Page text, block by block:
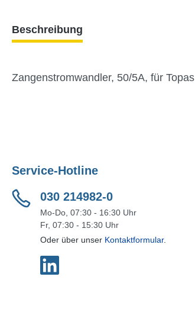
Beschreibung
Zangenstromwandler, 50/5A, für Topas
Service-Hotline
030 214982-0
Mo-Do, 07:30 - 16:30 Uhr
Fr, 07:30 - 15:30 Uhr
Oder über unser Kontaktformular.